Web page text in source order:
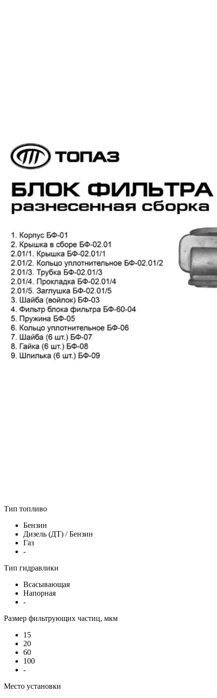
Тип топливо
Бензин
Дизель (ДТ) / Бензин
Газ
-
Тип гидравлики
Всасывающая
Напорная
-
Размер фильтрующих частиц, мкм
15
20
60
100
-
Место установки